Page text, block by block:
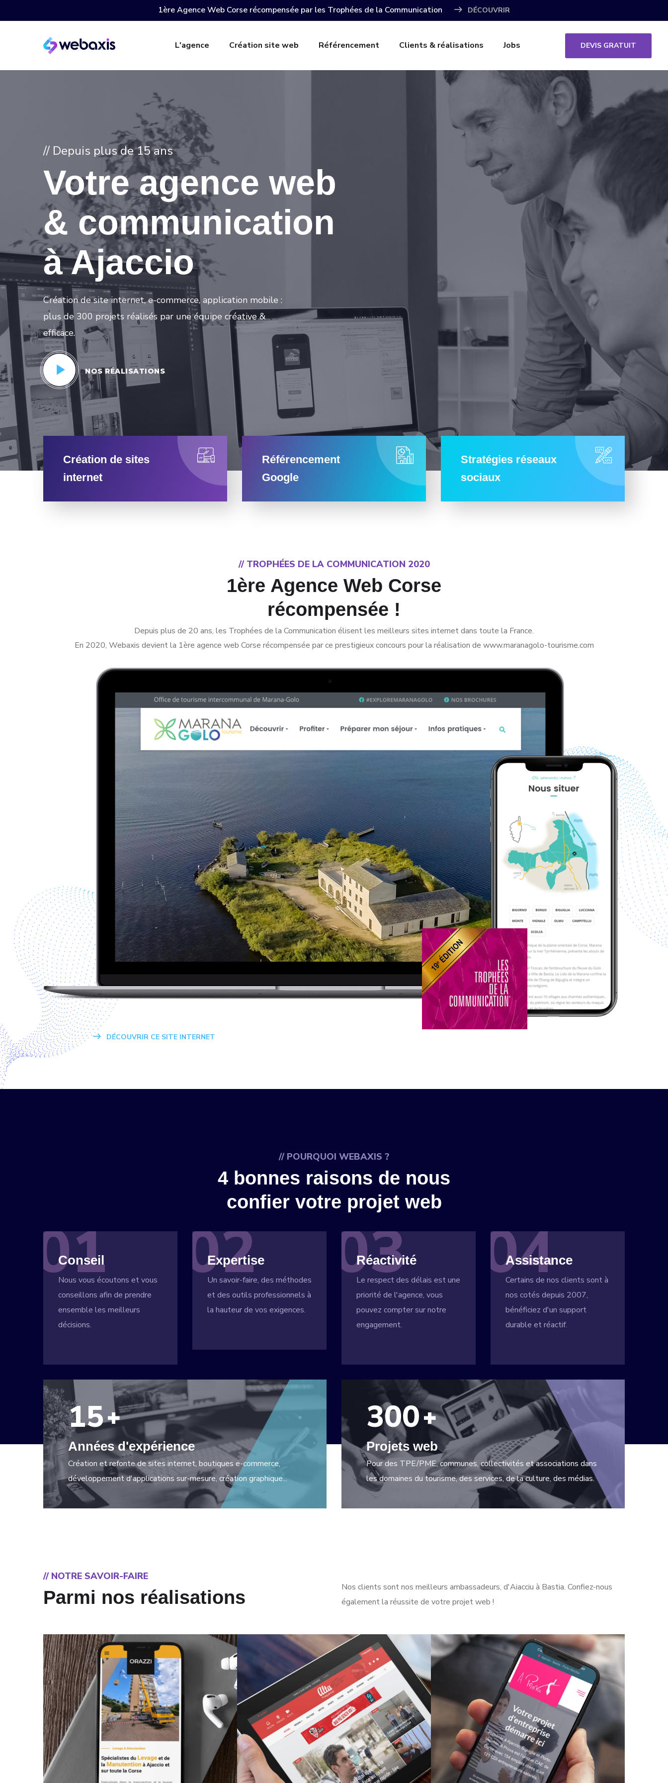
1ère Agence Web Corse récompensée par les Trophées de la Communication DÉCOUVRIR
L'agence Création site web Référencement Clients & réalisations Jobs DEVIS GRATUIT
// Depuis plus de 15 ans
Votre agence web
& communication
à Ajaccio
Création de site internet, e-commerce, application mobile :
plus de 300 projets réalisés par une équipe créative &
efficace.
NOS RÉALISATIONS
Création de sites
internet
Référencement
Google
Stratégies réseaux
sociaux
// TROPHÉES DE LA COMMUNICATION 2020
1ère Agence Web Corse
récompensée !
Depuis plus de 20 ans, les Trophées de la Communication élisent les meilleurs sites internet dans toute la France.
En 2020, Webaxis devient la 1ère agence web Corse récompensée par ce prestigieux concours pour la réalisation de www.maranagolo-tourisme.com
DÉCOUVRIR CE SITE INTERNET
// POURQUOI WEBAXIS ?
4 bonnes raisons de nous
confier votre projet web
01
Conseil
Nous vous écoutons et vous
conseillons afin de prendre
ensemble les meilleurs
décisions.
02
Expertise
Un savoir-faire, des méthodes
et des outils professionnels à
la hauteur de vos exigences.
03
Réactivité
Le respect des délais est une
priorité de l'agence, vous
pouvez compter sur notre
engagement.
04
Assistance
Certains de nos clients sont à
nos cotés depuis 2007,
bénéficiez d'un support
durable et réactif.
15+
Années d'expérience
Création et refonte de sites internet, boutiques e-commerce,
développement d'applications sur-mesure, création graphique...
300+
Projets web
Pour des TPE/PME, communes, collectivités et associations dans
les domaines du tourisme, des services, de la culture, des médias.
// NOTRE SAVOIR-FAIRE
Parmi nos réalisations Nos clients sont nos meilleurs ambassadeurs, d'Aiacciu à Bastia. Confiez-nous
également la réussite de votre projet web !